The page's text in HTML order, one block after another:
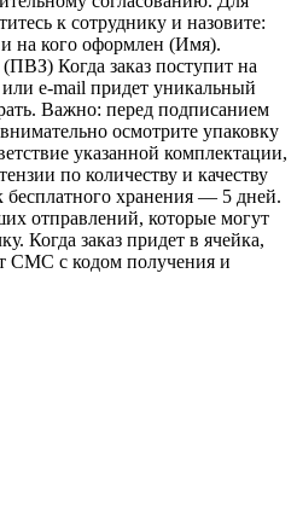
к сотруднику и назовите:
и на кого оформлен (Имя).
Когда заказ поступит на
e-mail придет уникальный
Важно: перед подписанием
осмотрите упаковку
указанной комплектации,
по количеству и качеству
хранения — 5 дней.
отправлений, которые могут
Когда заказ придет в ячейка,
СМС с кодом получения и